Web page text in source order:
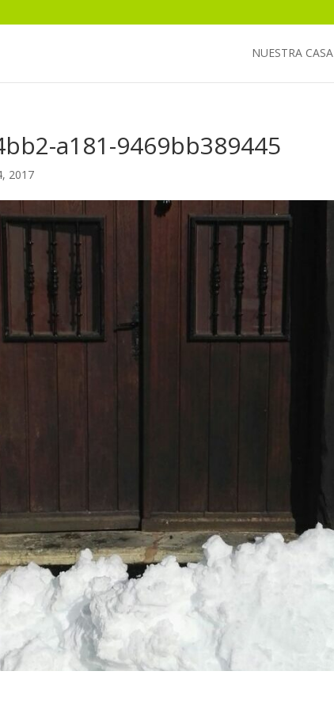
NUESTRA CASA
a181-9469bb389445
2017